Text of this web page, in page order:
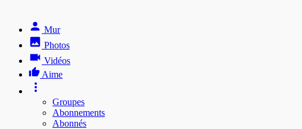
Mur
Photos
Vidéos
Aime
Groupes
Abonnements
Abonnés